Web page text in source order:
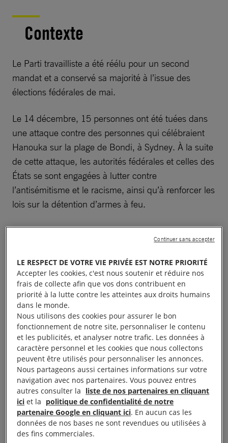
Contexte
Le Parti travailliste a été réélu pour un second
mandat et a conservé sa majorité à l’issue des
élections fédérales de mai.
Le 14 décembre, 15 personnes ont été tuées dans
une attaque contre des personnes qui célébraient
Hanouka sur la plage de Bondi, à Sydney. À la suite
de cette attaque, les autorités fédérales et celles des
États se sont engagées à lutter contre
l’antisémitisme et le racisme, ainsi qu’à renforcer les
lois sur la détention d’armes à feu.
Droits des peuples
autochtones
Les Aborigènes et les peuples insulaires du détroit
de Torrès continuaient d’être confrontés à des
inégalités. Seuls quatre des 19 objectifs de l’accord
national visant à réduire ces inégalités étaient en
cours de réalisation. Les résultats se sont dégradés
en ce qui concerne l’incarcération des adultes, le
nombre d’enfants placés, le taux de suicide et le
développement infantile.
Trente-quatre Autochtones (majoritairement des
LE RESPECT DE VOTRE VIE PRIVÉE EST NOTRE PRIORITÉ
Accepter les cookies, c'est nous soutenir et réduire nos
frais de collecte afin que vos dons contribuent en
priorité à la lutte contre les atteintes aux droits humains
dans le monde.
Nous utilisons des cookies pour assurer le bon
fonctionnement de notre site, personnaliser le contenu
et les publicités, et analyser notre trafic. Les données à
caractère personnel et les cookies que nous collectons
peuvent être utilisés pour personnaliser les annonces.
Nous partageons aussi certaines informations sur votre
navigation avec nos partenaires. Vous pouvez entres
autres consulter la liste de nos partenaires en cliquant
ici et la politique de confidentialité de notre
partenaire Google en cliquant ici. En aucun cas les
données de nos bases ne sont revendues ou utilisées à
des fins commerciales.
Continuer sans accepter